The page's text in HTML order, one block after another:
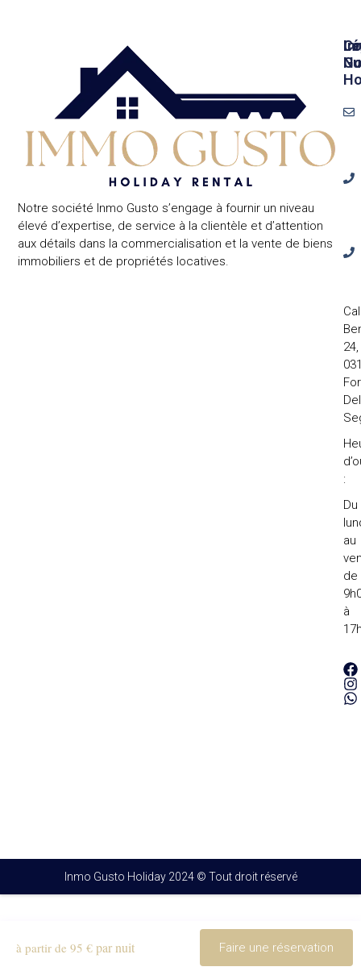
Notre société Inmo Gusto s’engage à fournir un niveau
élevé d’expertise, de service à la clientèle et d’attention
aux détails dans la commercialisation et la vente de biens
immobiliers et de propriétés locatives.
24,
Del
:
Du
au
de
à
Inmo Gusto Holiday 2024 © Tout droit réservé
à partir de 95 € par nuit Faire une réservation